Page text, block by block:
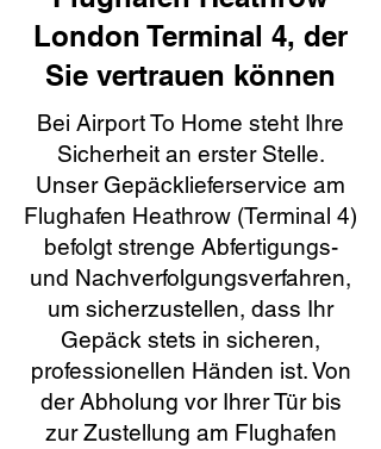
London Terminal 4, der
Sie vertrauen können
Bei Airport To Home steht Ihre
Sicherheit an erster Stelle.
Unser Gepäcklieferservice am
Flughafen Heathrow (Terminal 4)
befolgt strenge Abfertigungs-
und Nachverfolgungsverfahren,
um sicherzustellen, dass Ihr
Gepäck stets in sicheren,
professionellen Händen ist. Von
der Abholung vor Ihrer Tür bis
zur Zustellung am Flughafen